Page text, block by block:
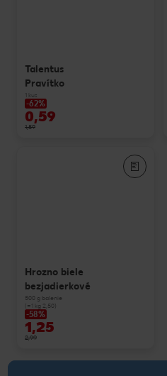
Talentus
Pravítko
1 kus
-62%
0,59
1,59
Hrozno biele
bezjadierkové
500 g balenie
(=1 kg 2,50)
-58%
1,25
2,99